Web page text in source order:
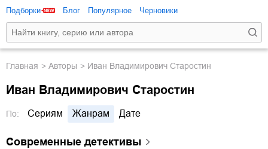
Подборки
Блог Популярное Черновики
Главная Авторы Иван Владимирович Старостин
Иван Владимирович Старостин
По: Сериям Жанрам Дате
современные детективы